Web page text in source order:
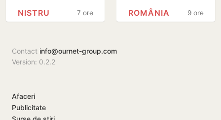
neautorizată din7 ore
NISTRU
explodat în
apropierea unui9 ore
ROMÂNIA
Contact info@ournet-group.com
Version: 0.2.2
Afaceri
Publicitate